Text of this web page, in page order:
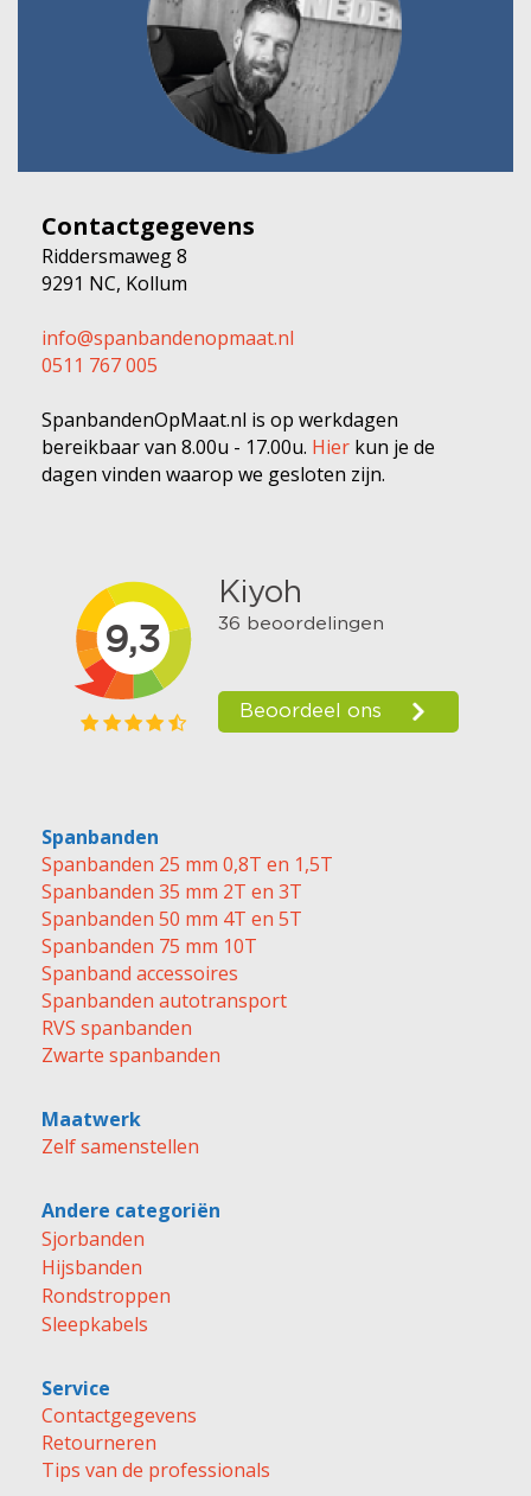
Contactgegevens
Riddersmaweg 8
9291 NC, Kollum
info@spanbandenopmaat.nl
0511 767 005
SpanbandenOpMaat.nl is op werkdagen
bereikbaar van 8.00u - 17.00u. Hier kun je de
dagen vinden waarop we gesloten zijn.
Spanbanden
Spanbanden 25 mm 0,8T en 1,5T
Spanbanden 35 mm 2T en 3T
Spanbanden 50 mm 4T en 5T
Spanbanden 75 mm 10T
Spanband accessoires
Spanbanden autotransport
RVS spanbanden
Zwarte spanbanden
Maatwerk
Zelf samenstellen
Andere categoriën
Sjorbanden
Hijsbanden
Rondstroppen
Sleepkabels
Service
Contactgegevens
Retourneren
Tips van de professionals